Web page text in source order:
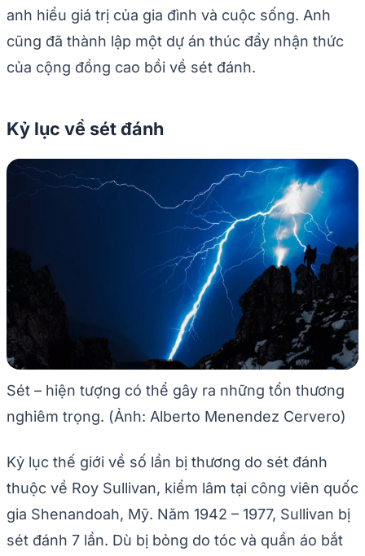
anh hiểu giá trị của gia đình và cuộc sống. Anh
cũng đã thành lập một dự án thúc đẩy nhận thức
của cộng đồng cao bồi về sét đánh.
Kỷ lục về sét đánh
Sét – hiện tượng có thể gây ra những tổn thương
nghiêm trọng. (Ảnh: Alberto Menendez Cervero)
Kỷ lục thế giới về số lần bị thương do sét đánh
thuộc về Roy Sullivan, kiểm lâm tại công viên quốc
gia Shenandoah, Mỹ. Năm 1942 – 1977, Sullivan bị
sét đánh 7 lần. Dù bị bỏng do tóc và quần áo bắt